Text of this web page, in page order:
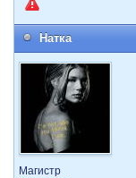
Натка
Магистр